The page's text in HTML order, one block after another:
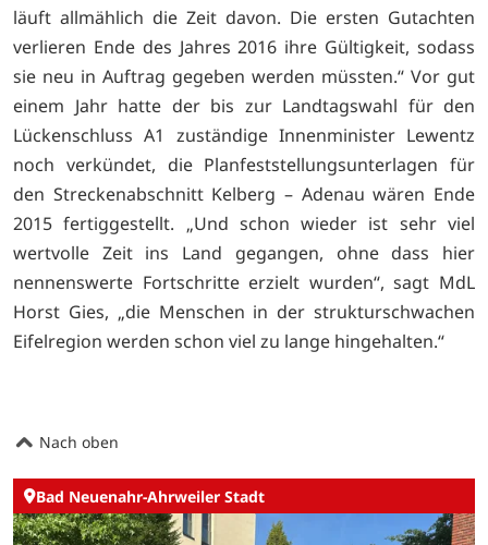
läuft allmählich die Zeit davon. Die ersten Gutachten
verlieren Ende des Jahres 2016 ihre Gültigkeit, sodass
sie neu in Auftrag gegeben werden müssten.“ Vor gut
einem Jahr hatte der bis zur Landtagswahl für den
Lückenschluss A1 zuständige Innenminister Lewentz
noch verkündet, die Planfeststellungsunterlagen für
den Streckenabschnitt Kelberg – Adenau wären Ende
2015 fertiggestellt. „Und schon wieder ist sehr viel
wertvolle Zeit ins Land gegangen, ohne dass hier
nennenswerte Fortschritte erzielt wurden“, sagt MdL
Horst Gies, „die Menschen in der strukturschwachen
Eifelregion werden schon viel zu lange hingehalten.“
Nach oben
Bad Neuenahr-Ahrweiler Stadt